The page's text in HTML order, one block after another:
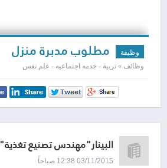
وظيفة مطلوب مدبرة منزل
وظائف » تربية - خدمه اجتماعيه - علم نفس
البينار"مهندس تصنيع تغذية"
03/11/2015 12:38 صباحاً